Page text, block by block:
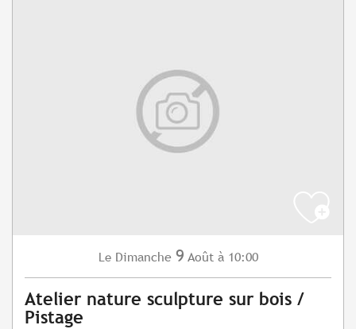
Le Dimanche 9 Août à 10:00
Atelier nature sculpture sur bois /
Pistage